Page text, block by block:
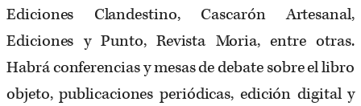
Ediciones Clandestino, Cascarón Artesanal,
Ediciones y Punto, Revista Moria, entre otras.
Habrá conferencias y mesas de debate sobre el libro
objeto, publicaciones periódicas, edición digital y